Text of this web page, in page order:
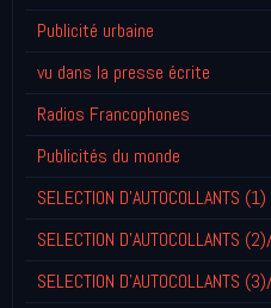
Publicité urbaine
vu dans la presse écrite
Radios Francophones
Publicités du monde
SELECTION D'AUTOCOLLANTS
SELECTION D'AUTOCOLLANTS
SELECTION D'AUTOCOLLANTS